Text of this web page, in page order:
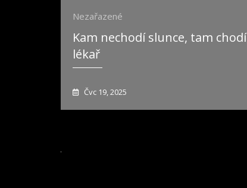
Nezařazené
Kam nechodí slunce, tam chodí
lékař
Čvc 19, 2025